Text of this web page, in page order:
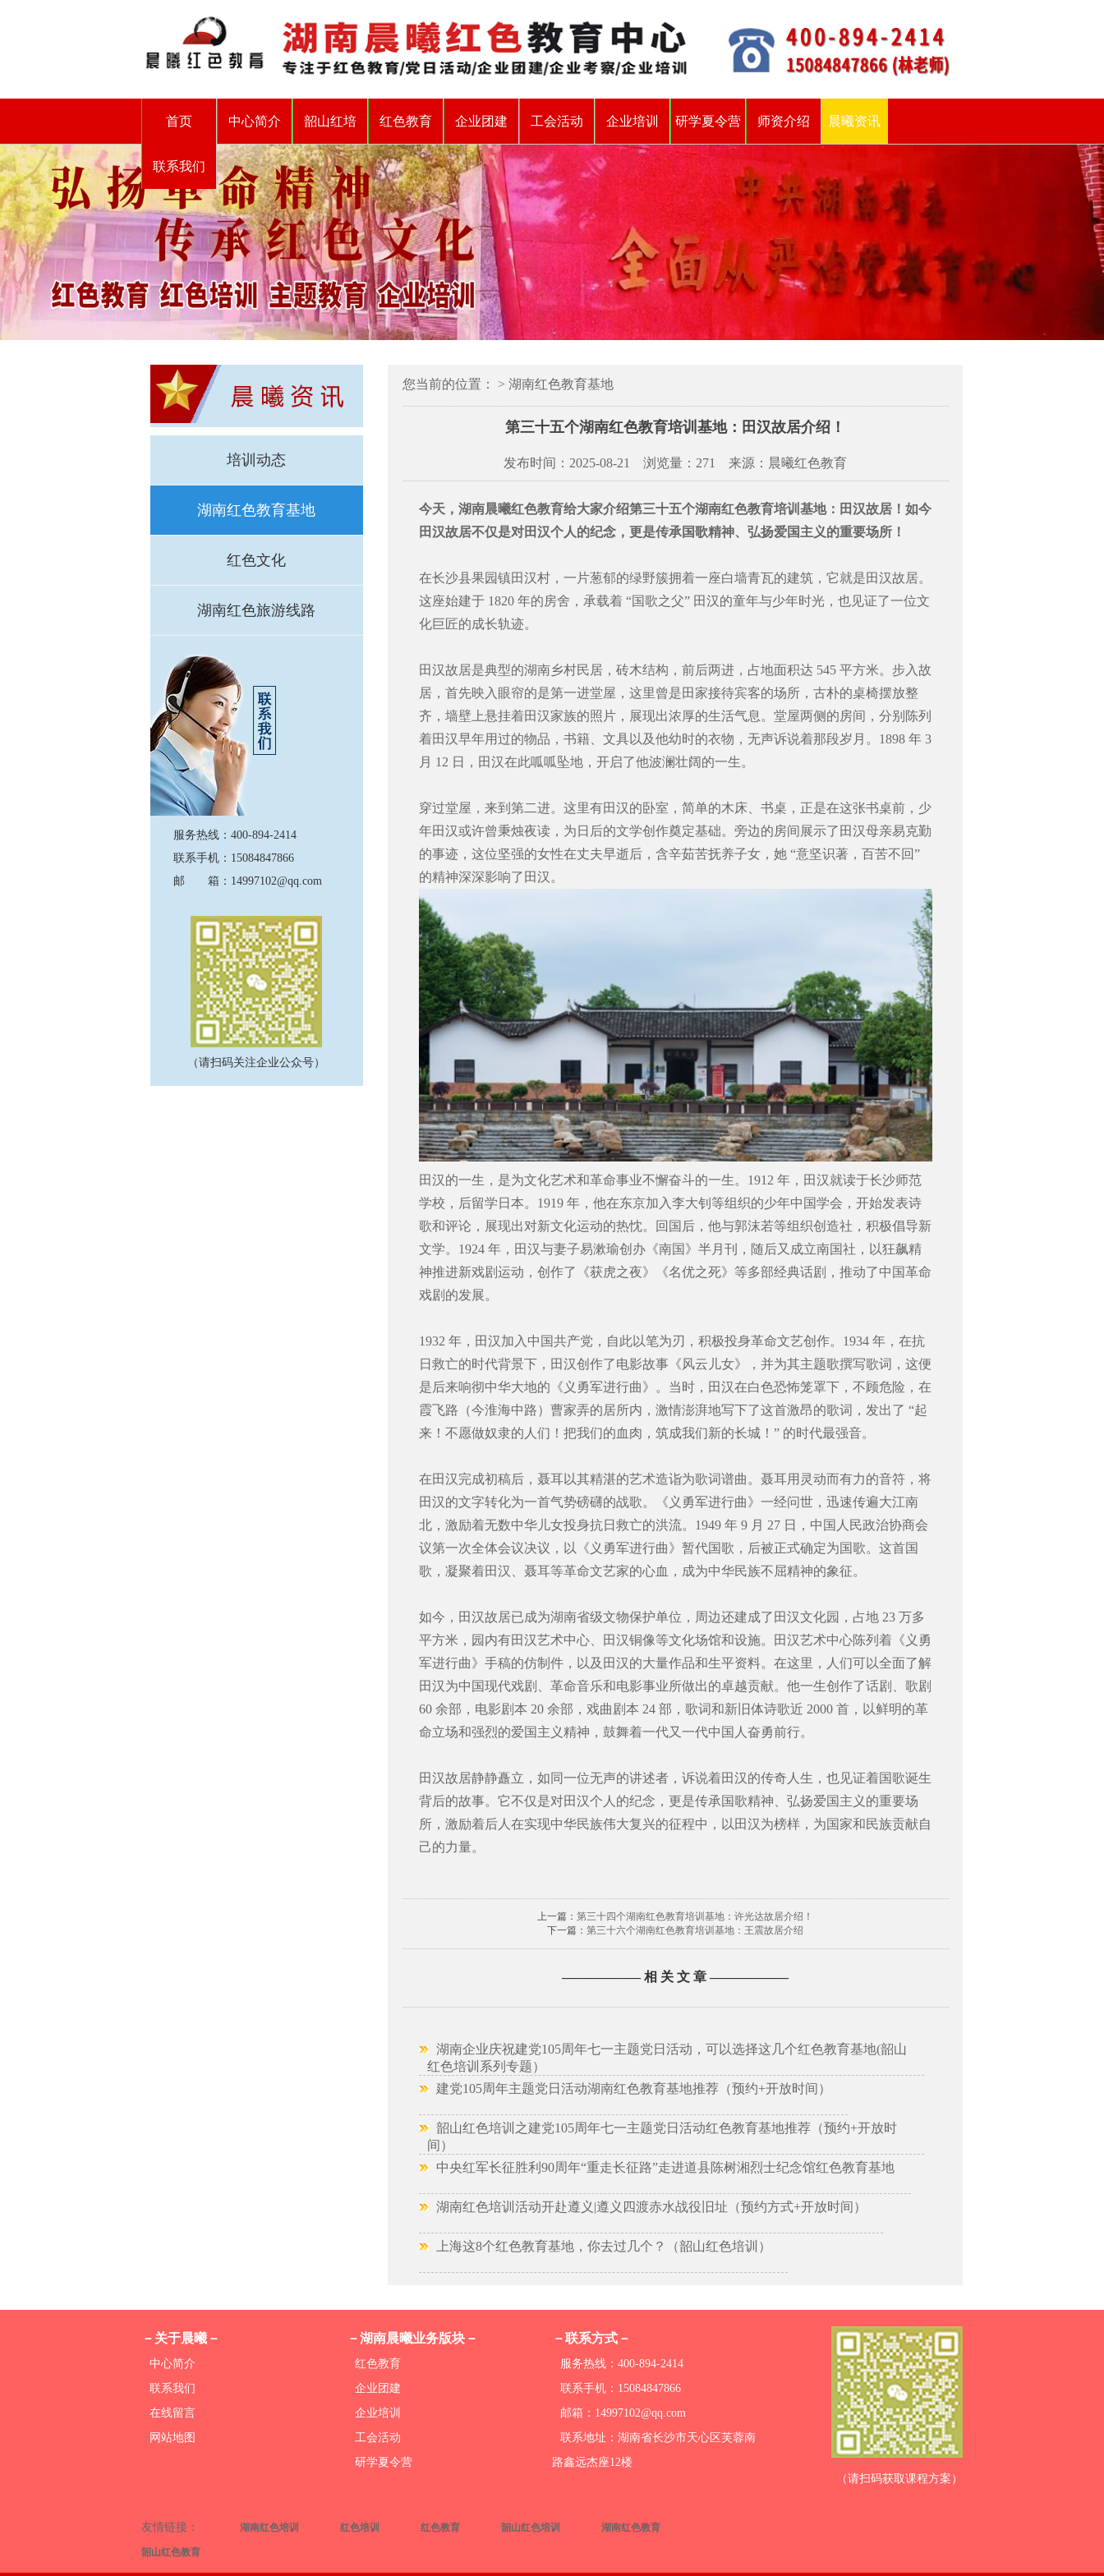
首页 中心简介 韶山红培 红色教育 企业团建 工会活动 企业培训 研学夏令营 师资介绍 晨曦资讯
联系我们
培训动态
湖南红色教育基地
红色文化
湖南红色旅游线路
服务热线：400-894-2414
联系手机：15084847866
邮 箱：14997102@qq.com
（请扫码关注企业公众号）
您当前的位置： > 湖南红色教育基地
第三十五个湖南红色教育培训基地：田汉故居介绍！
发布时间：2025-08-21 浏览量： 271 来源：晨曦红色教育
今天，湖南晨曦红色教育给大家介绍第三十五个湖南红色教育培训基地：田汉故居！如今
田汉故居不仅是对田汉个人的纪念，更是传承国歌精神、弘扬爱国主义的重要场所！
在长沙县果园镇田汉村，一片葱郁的绿野簇拥着一座白墙青瓦的建筑，它就是田汉故居。
这座始建于 1820 年的房舍，承载着 “国歌之父” 田汉的童年与少年时光，也见证了一位文
化巨匠的成长轨迹。
田汉故居是典型的湖南乡村民居，砖木结构，前后两进，占地面积达 545 平方米。步入故
居，首先映入眼帘的是第一进堂屋，这里曾是田家接待宾客的场所，古朴的桌椅摆放整
齐，墙壁上悬挂着田汉家族的照片，展现出浓厚的生活气息。堂屋两侧的房间，分别陈列
着田汉早年用过的物品，书籍、文具以及他幼时的衣物，无声诉说着那段岁月。1898 年 3
月 12 日，田汉在此呱呱坠地，开启了他波澜壮阔的一生。
穿过堂屋，来到第二进。这里有田汉的卧室，简单的木床、书桌，正是在这张书桌前，少
年田汉或许曾秉烛夜读，为日后的文学创作奠定基础。旁边的房间展示了田汉母亲易克勤
的事迹，这位坚强的女性在丈夫早逝后，含辛茹苦抚养子女，她 “意坚识著，百苦不回”
的精神深深影响了田汉。
田汉的一生，是为文化艺术和革命事业不懈奋斗的一生。1912 年，田汉就读于长沙师范
学校，后留学日本。1919 年，他在东京加入李大钊等组织的少年中国学会，开始发表诗
歌和评论，展现出对新文化运动的热忱。回国后，他与郭沫若等组织创造社，积极倡导新
文学。1924 年，田汉与妻子易漱瑜创办《南国》半月刊，随后又成立南国社，以狂飙精
神推进新戏剧运动，创作了《获虎之夜》《名优之死》等多部经典话剧，推动了中国革命
戏剧的发展。
1932 年，田汉加入中国共产党，自此以笔为刃，积极投身革命文艺创作。1934 年，在抗
日救亡的时代背景下，田汉创作了电影故事《风云儿女》，并为其主题歌撰写歌词，这便
是后来响彻中华大地的《义勇军进行曲》。当时，田汉在白色恐怖笼罩下，不顾危险，在
霞飞路（今淮海中路）曹家弄的居所内，激情澎湃地写下了这首激昂的歌词，发出了 “起
来！不愿做奴隶的人们！把我们的血肉，筑成我们新的长城！” 的时代最强音。
在田汉完成初稿后，聂耳以其精湛的艺术造诣为歌词谱曲。聂耳用灵动而有力的音符，将
田汉的文字转化为一首气势磅礴的战歌。《义勇军进行曲》一经问世，迅速传遍大江南
北，激励着无数中华儿女投身抗日救亡的洪流。1949 年 9 月 27 日，中国人民政治协商会
议第一次全体会议决议，以《义勇军进行曲》暂代国歌，后被正式确定为国歌。这首国
歌，凝聚着田汉、聂耳等革命文艺家的心血，成为中华民族不屈精神的象征。
如今，田汉故居已成为湖南省级文物保护单位，周边还建成了田汉文化园，占地 23 万多
平方米，园内有田汉艺术中心、田汉铜像等文化场馆和设施。田汉艺术中心陈列着《义勇
军进行曲》手稿的仿制件，以及田汉的大量作品和生平资料。在这里，人们可以全面了解
田汉为中国现代戏剧、革命音乐和电影事业所做出的卓越贡献。他一生创作了话剧、歌剧
60 余部，电影剧本 20 余部，戏曲剧本 24 部，歌词和新旧体诗歌近 2000 首，以鲜明的革
命立场和强烈的爱国主义精神，鼓舞着一代又一代中国人奋勇前行。
田汉故居静静矗立，如同一位无声的讲述者，诉说着田汉的传奇人生，也见证着国歌诞生
背后的故事。它不仅是对田汉个人的纪念，更是传承国歌精神、弘扬爱国主义的重要场
所，激励着后人在实现中华民族伟大复兴的征程中，以田汉为榜样，为国家和民族贡献自
己的力量。
上一篇： 第三十四个湖南红色教育培训基地：许光达故居介绍！
下一篇： 第三十六个湖南红色教育培训基地：王震故居介绍
—————— 相 关 文 章 ——————
湖南企业庆祝建党105周年七一主题党日活动，可以选择这几个红色教育基地(韶山
红色培训系列专题）
建党105周年主题党日活动湖南红色教育基地推荐（预约+开放时间）
韶山红色培训之建党105周年七一主题党日活动红色教育基地推荐（预约+开放时
间）
中央红军长征胜利90周年“重走长征路”走进道县陈树湘烈士纪念馆红色教育基地
湖南红色培训活动开赴遵义|遵义四渡赤水战役旧址（预约方式+开放时间）
上海这8个红色教育基地，你去过几个？（韶山红色培训）
－关于晨曦－
中心简介
联系我们
在线留言
网站地图
－湖南晨曦业务版块－
红色教育
企业团建
企业培训
工会活动
研学夏令营
－联系方式－
服务热线：400-894-2414
联系手机：15084847866
邮箱：14997102@qq.com
联系地址：湖南省长沙市天心区芙蓉南
路鑫远杰座12楼
（请扫码获取课程方案）
友情链接： 湖南红色培训 红色培训 红色教育 韶山红色培训 湖南红色教育
韶山红色教育